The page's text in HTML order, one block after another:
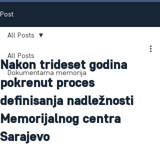
Post
All Posts
Dokumentarna memorija
All Posts
Nakon trideset godina
pokrenut proces
definisanja nadležnosti
Memorijalnog centra
Sarajevo